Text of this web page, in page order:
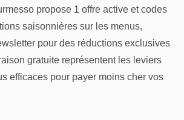
propose 1 offre active et codes
saisonnières sur les menus,
pour des réductions exclusives
gratuite représentent les leviers
efficaces pour payer moins cher vos